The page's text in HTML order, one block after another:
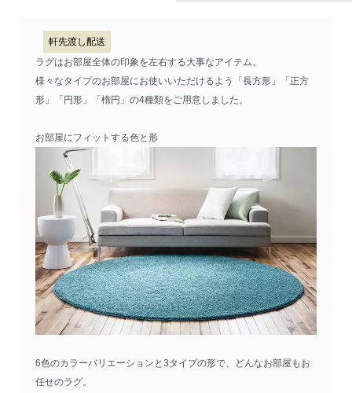
軒先渡し配送
ラグはお部屋全体の印象を左右する大事なアイテム。
様々なタイプのお部屋にお使いいただけるよう「長方形」「正方
形」「円形」「楕円」の4種類をご用意しました。
お部屋にフィットする色と形
6色のカラーバリエーションと3タイプの形で、どんなお部屋もお
任せのラグ。